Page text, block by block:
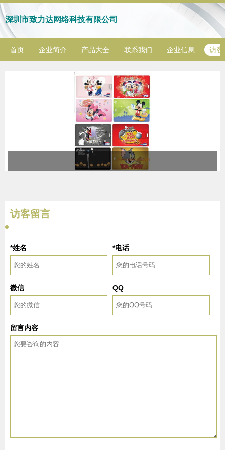
深圳市致力达网络科技有限公司
首页 企业简介 产品大全 联系我们 企业信息 访客
访客留言
*姓名 *电话
微信 QQ
留言内容